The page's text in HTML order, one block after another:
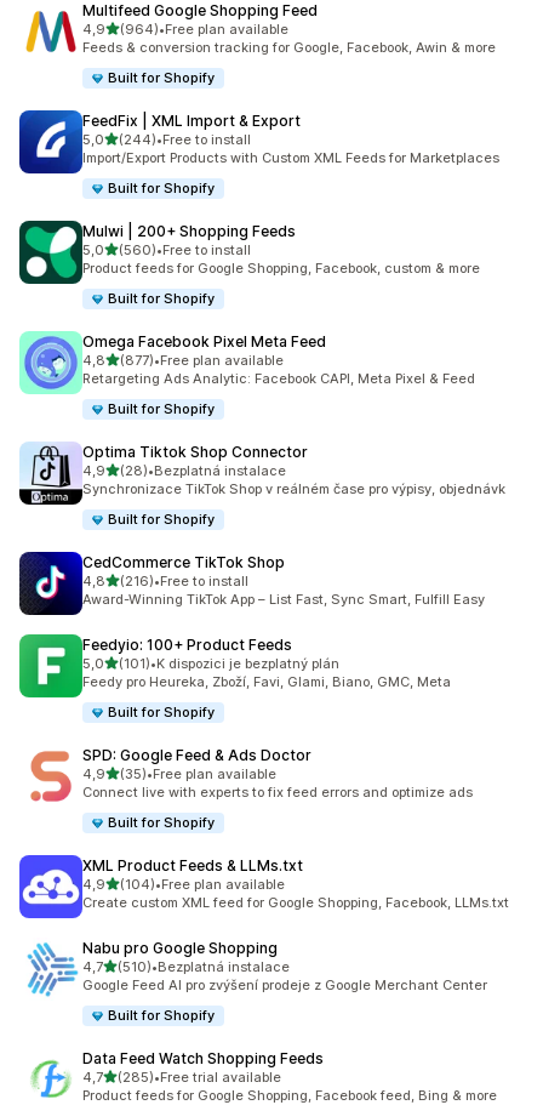
Multifeed Google Shopping Feed
4,9z 5 hvězd
(964)
Celkový počet recenzí: 964
•Free plan available
Feeds & conversion tracking for Google, Facebook, Awin & more
Built for Shopify
FeedFix | XML Import & Export
5,0z 5 hvězd
(244)
Celkový počet recenzí: 244
•Free to install
Import/Export Products with Custom XML Feeds for Marketplaces
Built for Shopify
Mulwi | 200+ Shopping Feeds
5,0z 5 hvězd
(560)
Celkový počet recenzí: 560
•Free to install
Product feeds for Google Shopping, Facebook, custom & more
Built for Shopify
Omega Facebook Pixel Meta Feed
4,8z 5 hvězd
(877)
Celkový počet recenzí: 877
•Free plan available
Retargeting Ads Analytic: Facebook CAPI, Meta Pixel & Feed
Built for Shopify
Optima Tiktok Shop Connector
4,9z 5 hvězd
(28)
Celkový počet recenzí: 28
•Bezplatná instalace
Synchronizace TikTok Shop v reálném čase pro výpisy, objednávk
Built for Shopify
CedCommerce TikTok Shop
4,8z 5 hvězd
(216)
Celkový počet recenzí: 216
•Free to install
Award-Winning TikTok App – List Fast, Sync Smart, Fulfill Easy
Feedyio: 100+ Product Feeds
5,0z 5 hvězd
(101)
Celkový počet recenzí: 101
•K dispozici je bezplatný plán
Feedy pro Heureka, Zboží, Favi, Glami, Biano, GMC, Meta
Built for Shopify
SPD: Google Feed & Ads Doctor
4,9z 5 hvězd
(35)
Celkový počet recenzí: 35
•Free plan available
Connect live with experts to fix feed errors and optimize ads
Built for Shopify
XML Product Feeds & LLMs.txt
4,9z 5 hvězd
(104)
Celkový počet recenzí: 104
•Free plan available
Create custom XML feed for Google Shopping, Facebook, LLMs.txt
Nabu pro Google Shopping
4,7z 5 hvězd
(510)
Celkový počet recenzí: 510
•Bezplatná instalace
Google Feed AI pro zvýšení prodeje z Google Merchant Center
Built for Shopify
Data Feed Watch Shopping Feeds
4,7z 5 hvězd
(285)
Celkový počet recenzí: 285
•Free trial available
Product feeds for Google Shopping, Facebook feed, Bing & more